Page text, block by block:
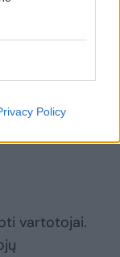
Policy
dieną
vartotojai.